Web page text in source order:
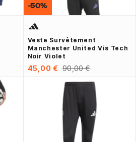
Veste Survêtement
Manchester United Vis Tech
Noir Violet
45,00 € 90,00 €
-50%